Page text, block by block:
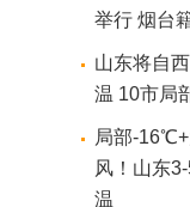
举行 烟台
山东将自
温 10市局
局部-
风！山东
温